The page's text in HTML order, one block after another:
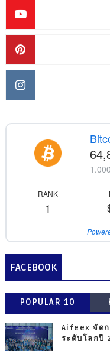
RANK
1
FACEBOOK
POPULAR 10
Aifeex จัด
ระดับโลกปี